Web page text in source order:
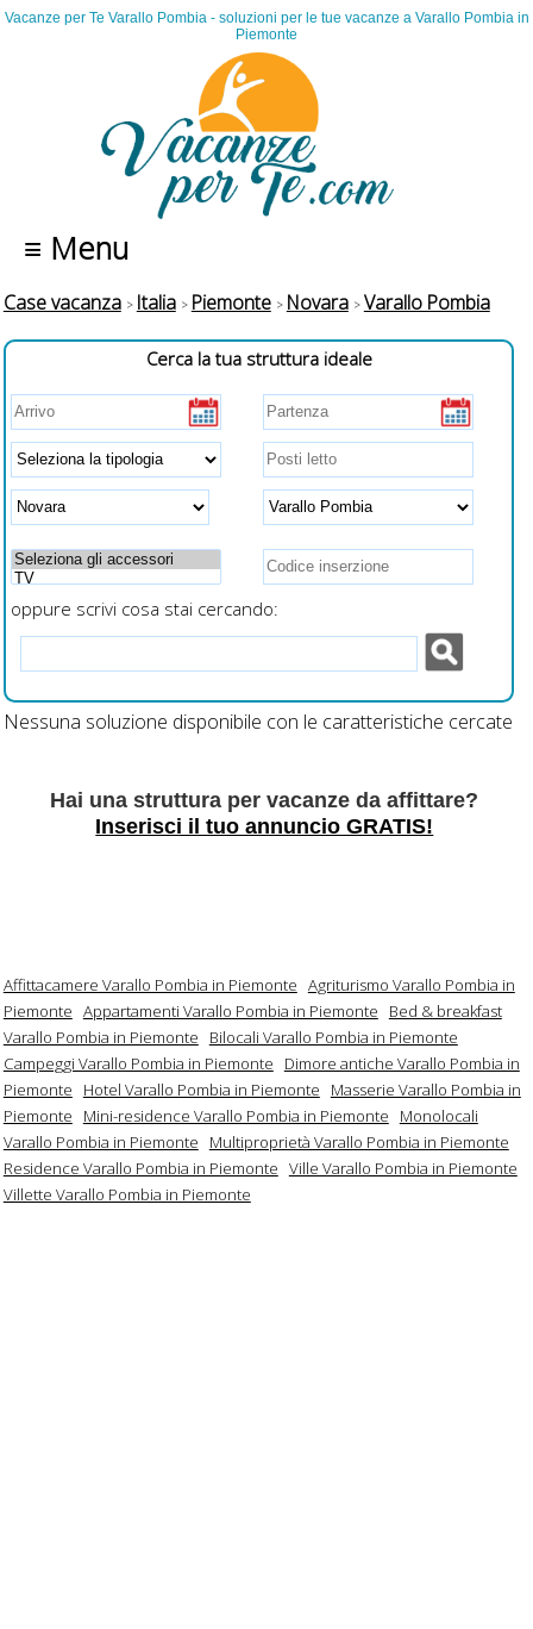
Vacanze per Te Varallo Pombia - soluzioni per le tue vacanze a Varallo Pombia in
Piemonte
≡ Menu
Case vacanza Italia Piemonte Novara Varallo Pombia
Cerca la tua struttura ideale
oppure scrivi cosa stai cercando:
Nessuna soluzione disponibile con le caratteristiche cercate
Hai una struttura per vacanze da affittare?
Inserisci il tuo annuncio GRATIS!
Affittacamere Varallo Pombia in Piemonte Agriturismo Varallo Pombia in
Piemonte Appartamenti Varallo Pombia in Piemonte
Bed & breakfast
Varallo Pombia in Piemonte
Bilocali Varallo Pombia in Piemonte
Campeggi Varallo Pombia in Piemonte
Dimore antiche Varallo Pombia in
Piemonte
Hotel Varallo Pombia in Piemonte
Masserie Varallo Pombia in
Piemonte
Mini-residence Varallo Pombia in Piemonte
Monolocali
Varallo Pombia in Piemonte
Multiproprietà Varallo Pombia in Piemonte
Residence Varallo Pombia in Piemonte Ville Varallo Pombia in Piemonte
Villette Varallo Pombia in Piemonte